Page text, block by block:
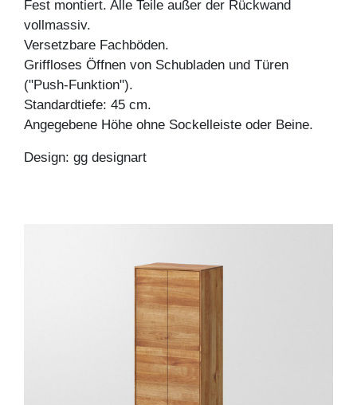
Fest montiert. Alle Teile außer der Rückwand
vollmassiv.
Versetzbare Fachböden.
Griffloses Öffnen von Schubladen und Türen
("Push-Funktion").
Standardtiefe: 45 cm.
Angegebene Höhe ohne Sockelleiste oder Beine.
Design: gg designart